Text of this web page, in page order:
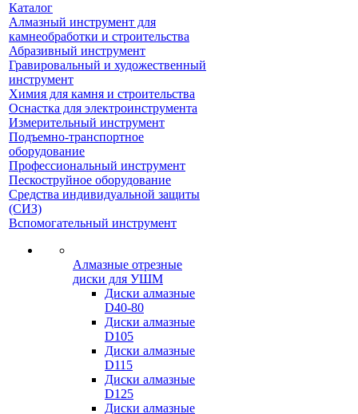
Каталог
Алмазный инструмент для
камнеобработки и строительства
Абразивный инструмент
Гравировальный и художественный
инструмент
Химия для камня и строительства
Оснастка для электроинструмента
Измерительный инструмент
Подъемно-транспортное
оборудование
Профессиональный инструмент
Пескоструйное оборудование
Средства индивидуальной защиты
(СИЗ)
Вспомогательный инструмент
Алмазные отрезные
диски для УШМ
Диски алмазные
D40-80
Диски алмазные
D105
Диски алмазные
D115
Диски алмазные
D125
Диски алмазные